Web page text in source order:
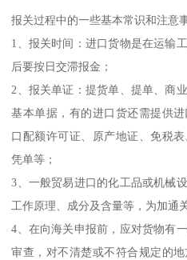
报关过程中的一些基本常识和注意
1、报关时间：进口货物是在运输
后要按日交滞报金；
2、报关单证：提货单、提单、商
基本单据，有的进口货还需提供
口配额许可证、原产地证、免税
凭单等；
3、一般贸易进口的化工品或机械
工作原理、成分及含量等，为加通
4、在向海关申报前，应对货物有
审查，对不清楚或不符合规定的